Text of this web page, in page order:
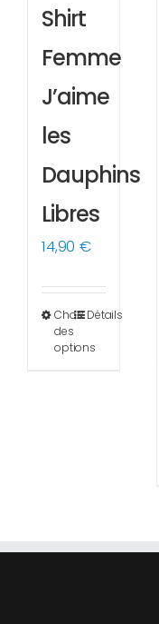
Shirt
Femme
J’aime
les
Dauphins
Libres
14,90€
Choix
des
options
Ce
produit
choisies
Détails